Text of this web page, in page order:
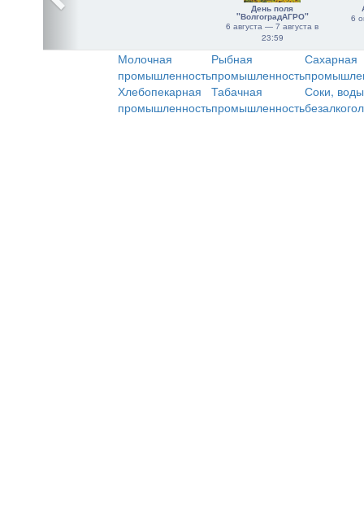
День поля
"ВолгоградАГРО"
6 августа — 7 августа в
23:59
6
Молочная
промышленность
Рыбная
промышленность
Сахарная
Хлебопекарная
промышленность
Табачная
промышленность
Соки,